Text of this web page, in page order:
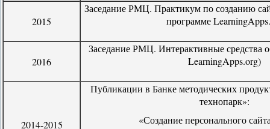
2015
Заседание РМЦ. Практикум по созданию
программе
2016
Заседание РМЦ. Интерактивные средства
LearningApps.org)
2014-2015
Публикации в Банке методических
технопарк»:
«Создание персонального